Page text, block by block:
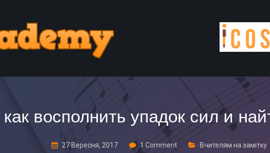
восполнить упадок сил и
27 Вересня, 2017 1 Comment Вчителям на замітку